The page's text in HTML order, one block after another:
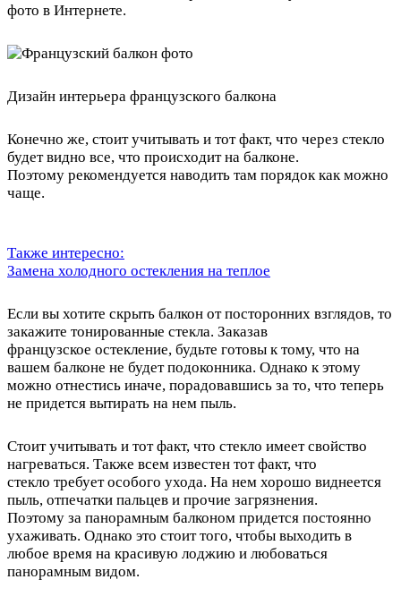
фото в Интернете.
Дизайн интерьера французского балкона
Конечно же, стоит учитывать и тот факт, что через стекло
будет видно все, что происходит на балконе.
Поэтому рекомендуется наводить там порядок как можно
чаще.
Также интересно:
Замена холодного остекления на теплое
Если вы хотите скрыть балкон от посторонних взглядов, то
закажите тонированные стекла. Заказав
французское остекление, будьте готовы к тому, что на
вашем балконе не будет подоконника. Однако к этому
можно отнестись иначе, порадовавшись за то, что теперь
не придется вытирать на нем пыль.
Стоит учитывать и тот факт, что стекло имеет свойство
нагреваться. Также всем известен тот факт, что
стекло требует особого ухода. На нем хорошо виднеется
пыль, отпечатки пальцев и прочие загрязнения.
Поэтому за панорамным балконом придется постоянно
ухаживать. Однако это стоит того, чтобы выходить в
любое время на красивую лоджию и любоваться
панорамным видом.